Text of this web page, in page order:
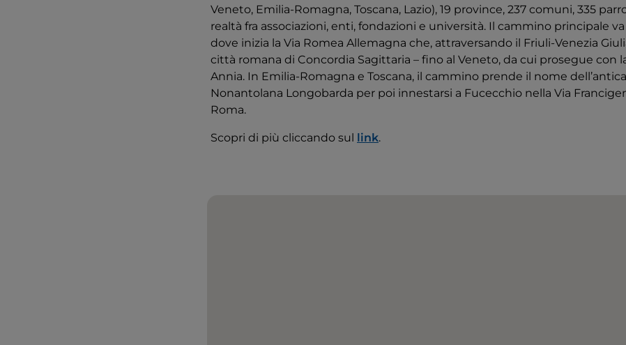
Veneto, Emilia-Romagna, Toscana, Lazio), 19 province, 237 comuni, 335
realtà fra associazioni, enti, fondazioni e università. Il cammino principale va
dove inizia la Via Romea Allemagna che, attraversando il Friuli-Venezia
città romana di Concordia Sagittaria – fino al Veneto, da cui prosegue con
Annia. In Emilia-Romagna e Toscana, il cammino prende il nome
Nonantolana Longobarda per poi innestarsi a Fucecchio nella Via
Roma.
Scopri di più cliccando sul link.